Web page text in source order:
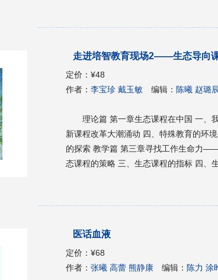
走进培智教育现场2——生态导向
定价：¥48
作者：李宝珍 戴玉敏 编辑： 陈曦 赵璐
理论篇 第一章生态课程在中国 一、
新课程改革大潮涌动 四、特殊教育的环
的探索 教学篇 第三章寻找工作生命力——课程的实施者与课程的对话 一、生态课程的哲思 二、生
态课程的策略 三、生态课程的指标 四
——生活中的责任 四、班干活动（广播
的空白 九、午餐——不仅仅为了吃饭
的冒险纪事 二、向阳的感知课——不仅
前语言训练——想方设法，化枯燥为快乐
医话血液
定价：¥68
作者：张曦 高蕾 熊静康 编辑： 陈力